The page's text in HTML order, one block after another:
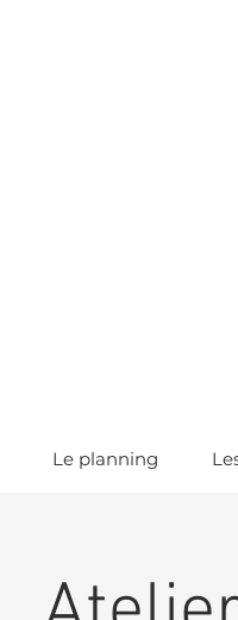
Le planning